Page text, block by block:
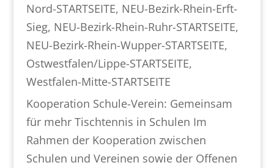
Nord-STARTSEITE, NEU-Bezirk-Rhein-Erft-
Sieg, NEU-Bezirk-Rhein-Ruhr-STARTSEITE,
NEU-Bezirk-Rhein-Wupper-STARTSEITE,
Ostwestfalen/Lippe-STARTSEITE,
Westfalen-Mitte-STARTSEITE
Kooperation Schule-Verein: Gemeinsam
für mehr Tischtennis in Schulen Im
Rahmen der Kooperation zwischen
Schulen und Vereinen sowie der Offenen